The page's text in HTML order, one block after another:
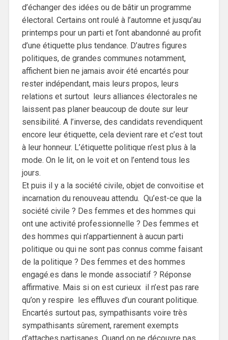
d’échanger des idées ou de bâtir un programme
électoral. Certains ont roulé à l’automne et jusqu’au
printemps pour un parti et l’ont abandonné au profit
d’une étiquette plus tendance. D’autres figures
politiques, de grandes communes notamment,
affichent bien ne jamais avoir été encartés pour
rester indépendant, mais leurs propos, leurs
relations et surtout leurs alliances électorales ne
laissent pas planer beaucoup de doute sur leur
sensibilité. A l’inverse, des candidats revendiquent
encore leur étiquette, cela devient rare et c’est tout
à leur honneur. L’étiquette politique n’est plus à la
mode. On le lit, on le voit et on l’entend tous les
jours.
Et puis il y a la société civile, objet de convoitise et
incarnation du renouveau attendu. Qu’est-ce que la
société civile ? Des femmes et des hommes qui
ont une activité professionnelle ? Des femmes et
des hommes qui n’appartiennent à aucun parti
politique ou qui ne sont pas connus comme faisant
de la politique ? Des femmes et des hommes
engagé.es dans le monde associatif ? Réponse
affirmative. Mais si on est curieux il n’est pas rare
qu’on y respire les effluves d’un courant politique.
Encartés surtout pas, sympathisants voire très
sympathisants sûrement, rarement exempts